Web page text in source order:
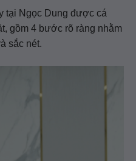
tại Ngọc Dung được cá
gồm 4 bước rõ ràng nhằm
sắc nét.